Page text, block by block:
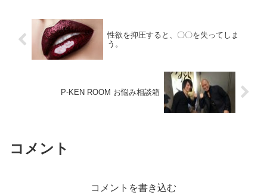
性欲を抑圧すると、〇〇を失ってしま
う。
P-KEN ROOM お悩み相談箱
コメント
コメントを書き込む